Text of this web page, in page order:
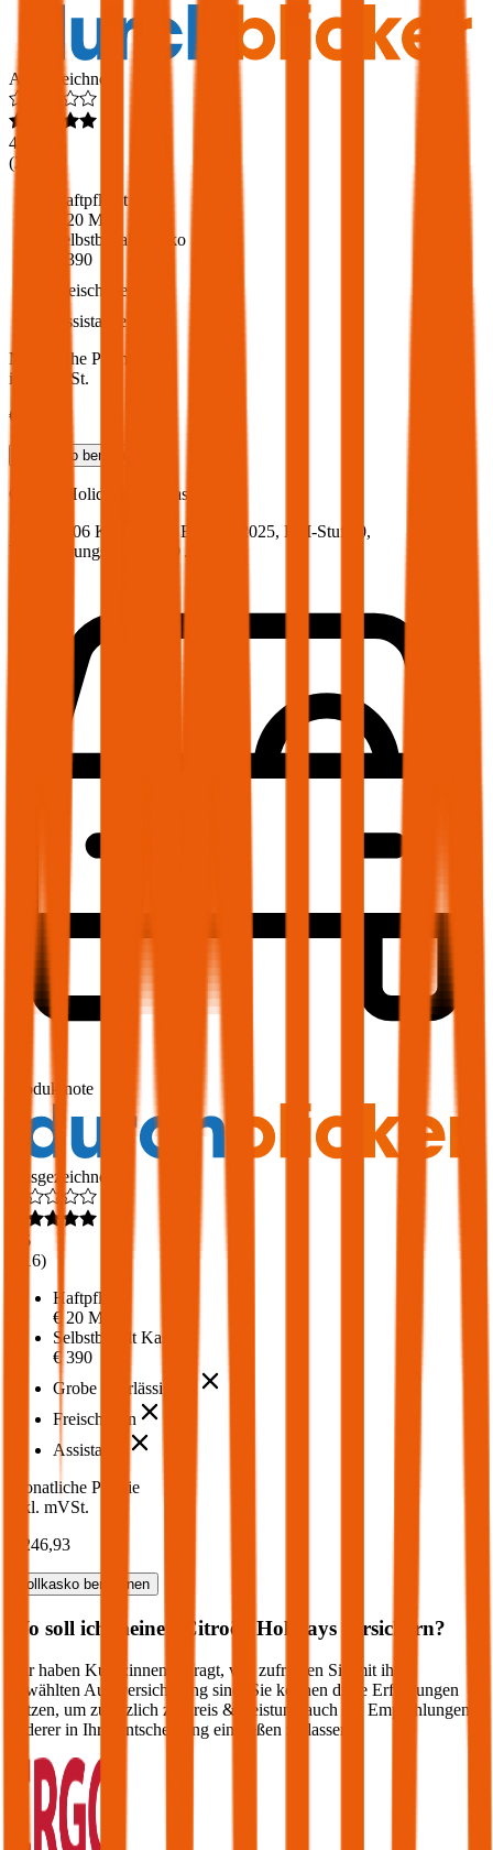
Ausgezeichnet
4,6
(216
Haftpflicht
€ 20 Mio.
Selbstbehalt Kasko
€ 390
Freischaden
Assistance
Monatliche Prämie
inkl. mVSt.
€ 172,78
Teilkasko berechnen
Citroën
Holidays, Vollkasko
145 PS/106 KW, diesel, Baujahr 2025, BM-Stufe 0,
Versicherungsnehmer 30 Jahre
Produktnote
Ausgezeichnet
4,6
216)
Haftpflicht
€ 20 Mio.
Selbstbehalt Kasko
€ 390
Grobe Fahrlässigkeit
Freischaden
Assistance
Monatliche Prämie
inkl. mVSt.
€ 246,93
Vollkasko berechnen
Wo soll ich meinen Citroën Holidays versichern?
Wir haben Kund:innen befragt, wie zufrieden Sie mit ihrer
gewählten Autoversicherung sind. Sie können diese Erfahrungen
nutzen, um zusätzlich zu Preis & Leistung auch die Empfehlungen
anderer in Ihre Entscheidung einfließen zu lassen: